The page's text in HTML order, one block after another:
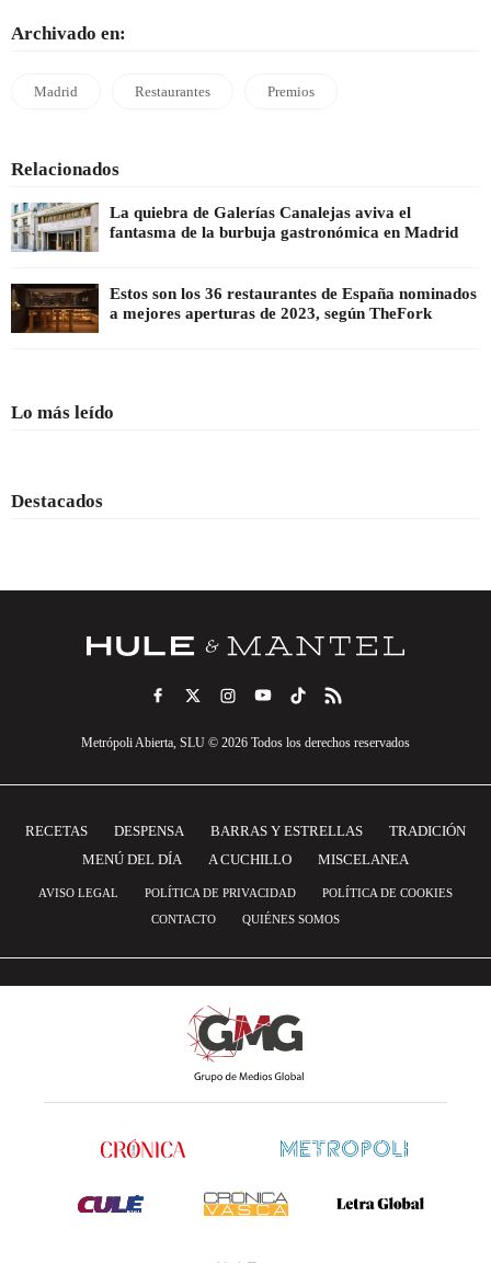
Archivado en:
Madrid Restaurantes Premios
Relacionados
La quiebra de Galerías Canalejas aviva el
fantasma de la burbuja gastronómica en Madrid
Estos son los 36 restaurantes de España nominados
a mejores aperturas de 2023, según TheFork
Lo más leído
Destacados
Metrópoli Abierta, SLU © 2026 Todos los derechos reservados
RECETAS DESPENSA BARRAS Y ESTRELLAS
TRADICIÓN
MENÚ DEL DÍA
A CUCHILLO MISCELANEA
AVISO LEGAL POLÍTICA DE PRIVACIDAD
POLÍTICA DE COOKIES
CONTACTO
QUIÉNES SOMOS